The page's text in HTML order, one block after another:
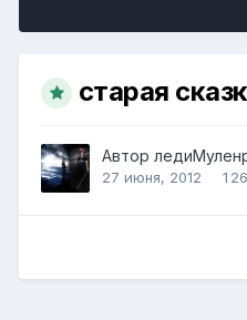
старая
Автор
27 июня, 2012 1